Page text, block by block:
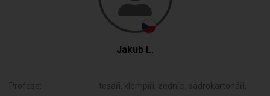
Jakub L.
Profese:
tesaři, klempíři, zedníci, sádrokartonáři,